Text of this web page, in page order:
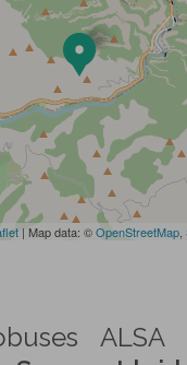
| Map data: ©OpenStreetMap